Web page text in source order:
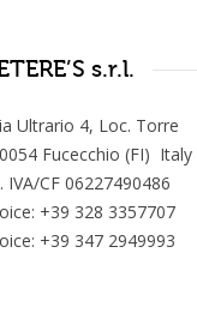
s.r.l.
Ultrario 4, Loc. Torre
Fucecchio (FI) Italy
IVA/CF 06227490486
+39 328 3357707
+39 347 2949993